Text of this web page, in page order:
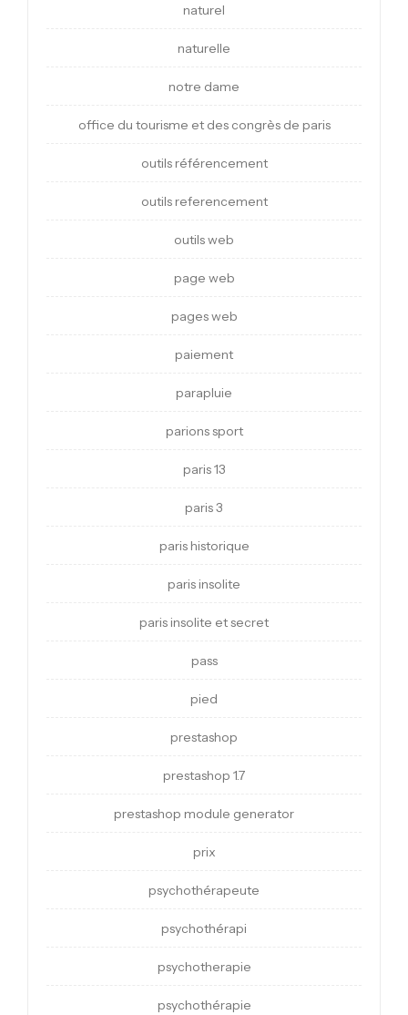
naturel
naturelle
notre dame
office du tourisme et des congrès de paris
outils référencement
outils referencement
outils web
page web
pages web
paiement
parapluie
parions sport
paris 13
paris 3
paris historique
paris insolite
paris insolite et secret
pass
pied
prestashop
prestashop 1.7
prestashop module generator
prix
psychothérapeute
psychothérapi
psychotherapie
psychothérapie